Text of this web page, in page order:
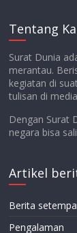
Tentang
Surat Dunia
merantau.
kegiatan di
tulisan di
Dengan Surat
negara bisa
Artikel
Berita
Pengalaman